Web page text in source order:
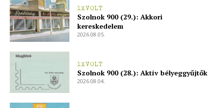
1XVOLT
Szolnok 900 (29.): Akkori
kereskedelem
2026.08.05.
1XVOLT
Szolnok 900 (28.): Aktív bélyeggyűjtők
2026.08.04.